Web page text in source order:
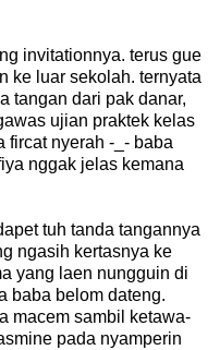
invitationnya. terus gue
ke luar sekolah. ternyata
tangan dari pak danar,
ujian praktek kelas
fircat nyerah -_- baba
nggak jelas kemana
tuh tanda tangannya
ngasih kertasnya ke
yang laen nungguin di
baba belom dateng.
macem sambil ketawa-
pada nyamperin